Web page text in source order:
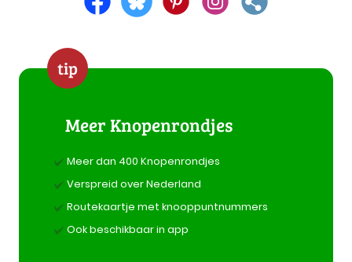
tip
Meer Knopenrondjes
Meer dan 400 Knopenrondjes
Verspreid over Nederland
Routekaartje met knooppuntnummers
Ook beschikbaar in app